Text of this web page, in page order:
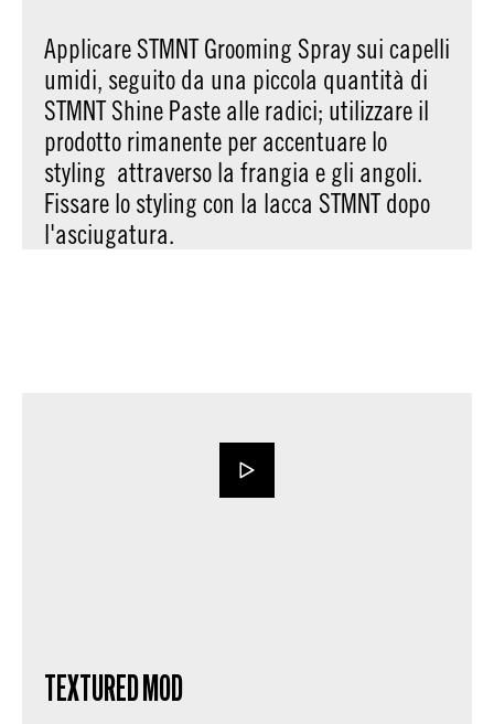
Applicare STMNT Grooming Spray sui capelli
umidi, seguito da una piccola quantità di
STMNT Shine Paste alle radici; utilizzare il
prodotto rimanente per accentuare lo
styling attraverso la frangia e gli angoli.
Fissare lo styling con la lacca STMNT dopo
l'asciugatura.
TEXTURED MOD